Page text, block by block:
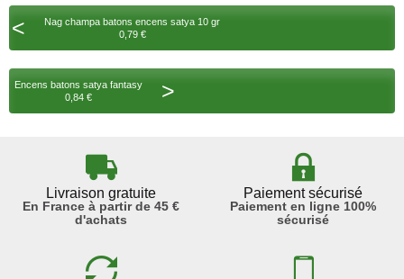
<
Nag champa batons encens satya 10 gr
0,79 €
Encens batons satya fantasy
0,84 €
>
Livraison gratuite
En France à partir de 45 €
d'achats
Paiement sécurisé
Paiement en ligne 100%
sécurisé